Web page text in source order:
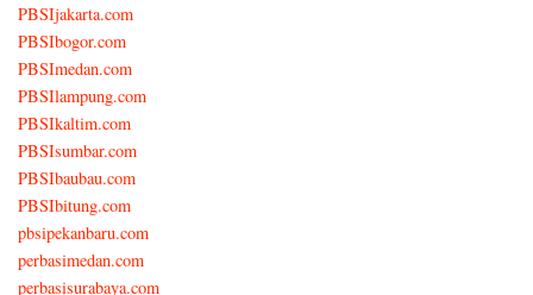
PBSIjakarta.com
PBSIbogor.com
PBSImedan.com
PBSIlampung.com
PBSIkaltim.com
PBSIsumbar.com
PBSIbaubau.com
PBSIbitung.com
pbsipekanbaru.com
perbasimedan.com
perbasisurabaya.com